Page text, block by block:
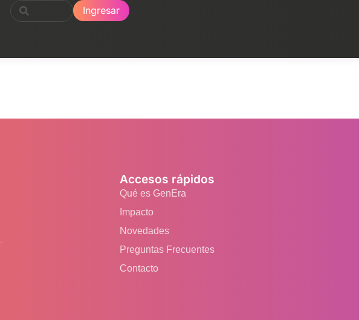
Ingresar
Accesos rápidos
Qué es GenEra
Impacto
Novedades
Preguntas Frecuentes
Contacto